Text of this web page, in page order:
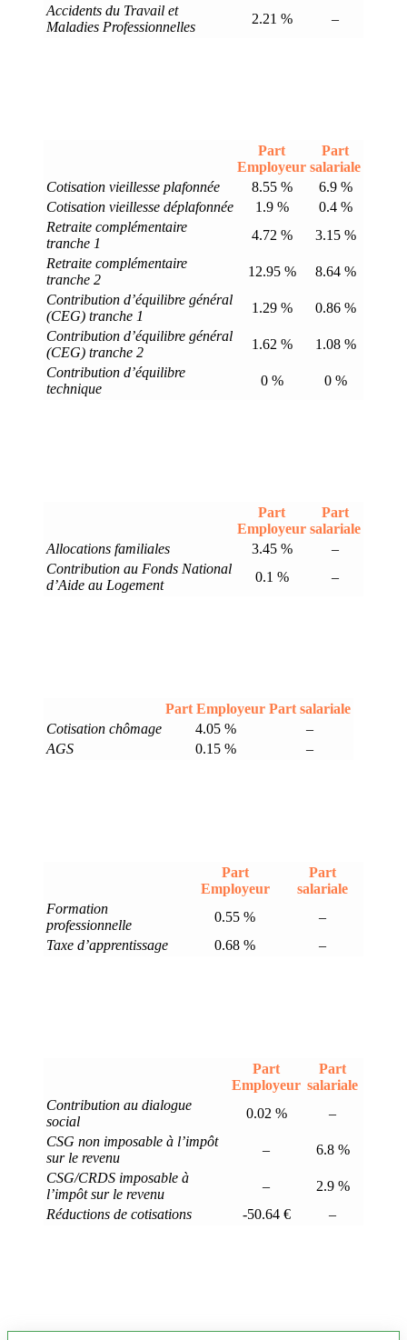
Accidents du Travail et
Maladies Professionnelles
2.21 % –
Part
Employeur
Part
salariale
Cotisation vieillesse plafonnée
8.55 %
6.9 %
Cotisation vieillesse déplafonnée
1.9 %
0.4 %
Retraite complémentaire
tranche 1
4.72 %
3.15 %
Retraite complémentaire
tranche 2
12.95 %
8.64 %
Contribution d’équilibre général
(CEG) tranche 1
1.29 %
0.86 %
Contribution d’équilibre général
(CEG) tranche 2
1.62 %
1.08 %
Contribution d’équilibre
technique
0 % 0 %
Part
Employeur
Part
salariale
Allocations familiales
3.45 %
–
Contribution au Fonds National
d’Aide au Logement
0.1 % –
Part Employeur Part salariale
Cotisation chômage
4.05 %
–
AGS
0.15 % –
Part
Employeur
Part
salariale
Formation
professionnelle
0.55 %
–
Taxe d’apprentissage
0.68 % –
Part
Employeur
Part
salariale
Contribution au dialogue
social
0.02 %
–
CSG non imposable à l’impôt
sur le revenu
–
6.8 %
CSG/CRDS imposable à
l’impôt sur le revenu
–
2.9 %
Réductions de cotisations
-50.64 € –